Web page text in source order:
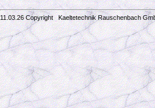
11.03.26 Copyright Kaeltetechnik Rauschenbach